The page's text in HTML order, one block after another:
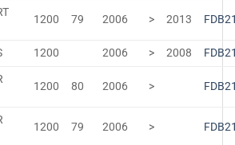
1200 79 2006 > 2013
1200 2006 > 2008
1200 80 2006 >
1200 79 2006 >